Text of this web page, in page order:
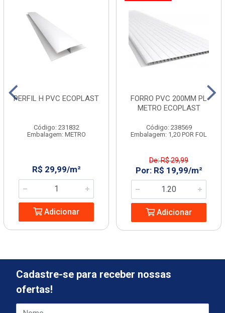
PERFIL H PVC ECOPLAST
Código: 231832
Embalagem: METRO
R$ 29,99/m²
Adicionar
FORRO PVC 200MM PL
METRO ECOPLAST
Código: 238569
Embalagem: 1,20 POR FOL
De: R$ 29,99
Por: R$ 19,99/m²
Adicionar
Cadastre-se para receber nossas
ofertas!